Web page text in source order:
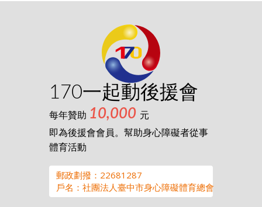
170一起動後援會
每年贊助 10,000 元
即為後援會會員。幫助身心障礙者從事
體育活動
郵政劃撥：22681287
戶名：社團法人臺中市身心障礙體育總會